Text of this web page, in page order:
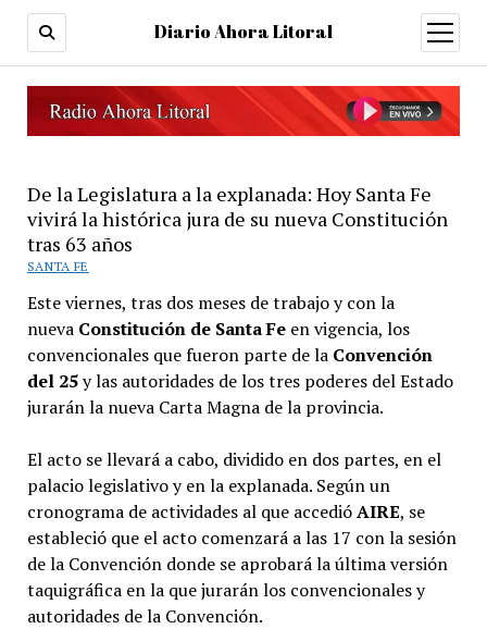
Diario Ahora Litoral
open
menu
De la Legislatura a la explanada: Hoy Santa Fe
vivirá la histórica jura de su nueva Constitución
tras 63 años
SANTA FE
Este viernes, tras dos meses de trabajo y con la
nueva Constitución de Santa Feen vigencia, los
convencionales que fueron parte de la Convención
del 25y las autoridades de los tres poderes del Estado
jurarán la nueva Carta Magna de la provincia.
El acto se llevará a cabo, dividido en dos partes, en el
palacio legislativo y en la explanada. Según un
cronograma de actividades al que accedióAIRE, se
estableció que el acto comenzará a las 17 con la sesión
de la Convención donde se aprobará la última versión
taquigráfica en la que jurarán los convencionales y
autoridades de la Convención.